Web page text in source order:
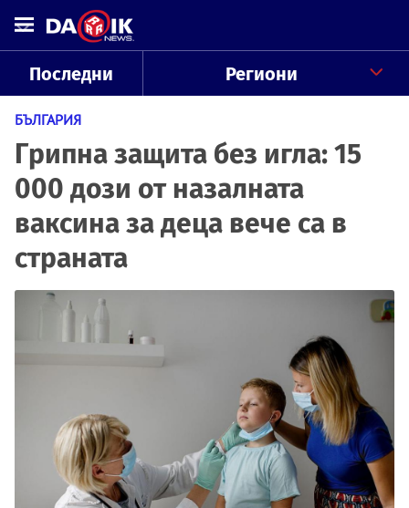
Последни Региони
БЪЛГАРИЯ
Грипна защита без игла: 15
000 дози от назалната
ваксина за деца вече са в
страната